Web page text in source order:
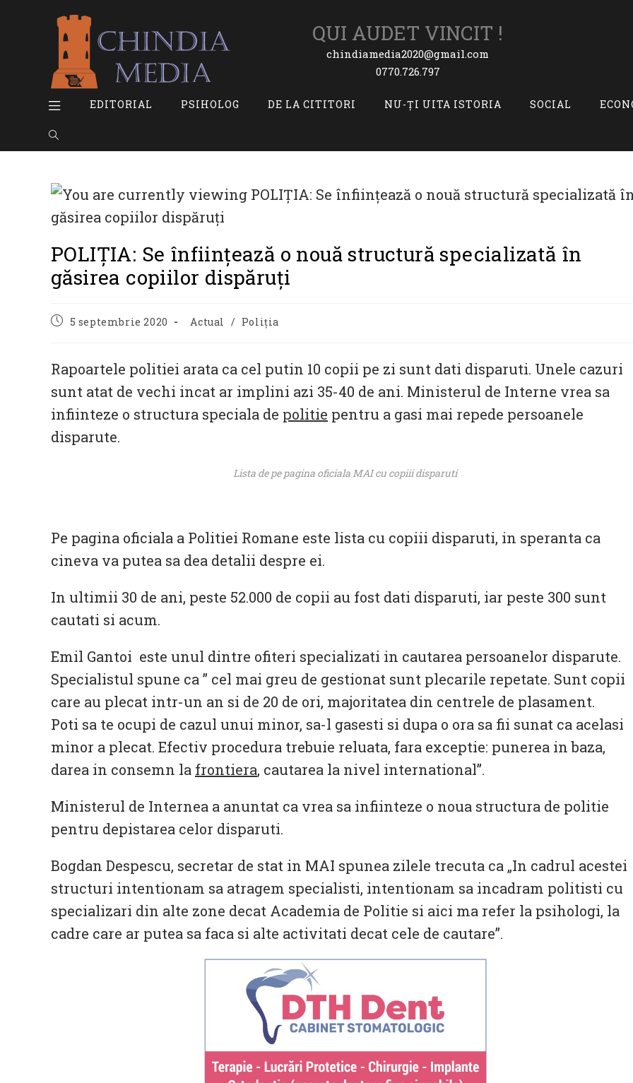
QUI AUDET VINCIT !
chindiamedia2020@gmail.com
0770.726.797
EDITORIAL PSIHOLOG DE LA CITITORI NU-ȚI UITA ISTORIA SOCIAL
TOGGLE
SEARCH
POLIȚIA: Se înființează o nouă structură specializată în
găsirea copiilor dispăruți
Post5 septembrie 2020
Post
Actual / Poliția
Rapoartele politiei arata ca cel putin 10 copii pe zi sunt dati disparuti. Unele cazuri
sunt atat de vechi incat ar implini azi 35-40 de ani. Ministerul de Interne vrea sa
infiinteze o structura speciala de politie pentru a gasi mai repede persoanele
disparute.
Lista de pe pagina oficiala MAI cu copiii disparuti
Pe pagina oficiala a Politiei Romane este lista cu copiii disparuti, in speranta ca
cineva va putea sa dea detalii despre ei.
In ultimii 30 de ani, peste 52.000 de copii au fost dati disparuti, iar peste 300 sunt
cautati si acum.
Emil Gantoi este unul dintre ofiteri specializati in cautarea persoanelor disparute.
Specialistul spune ca ” cel mai greu de gestionat sunt plecarile repetate. Sunt copii
care au plecat intr-un an si de 20 de ori, majoritatea din centrele de plasament.
Poti sa te ocupi de cazul unui minor, sa-l gasesti si dupa o ora sa fii sunat ca acelasi
minor a plecat. Efectiv procedura trebuie reluata, fara exceptie: punerea in baza,
darea in consemn la frontiera, cautarea la nivel international”.
Ministerul de Internea a anuntat ca vrea sa infiinteze o noua structura de politie
pentru depistarea celor disparuti.
Bogdan Despescu, secretar de stat in MAI spunea zilele trecuta ca „In cadrul acestei
structuri intentionam sa atragem specialisti, intentionam sa incadram politisti cu
specializari din alte zone decat Academia de Politie si aici ma refer la psihologi, la
cadre care ar putea sa faca si alte activitati decat cele de cautare”.